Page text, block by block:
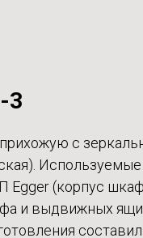
3
с
Egger (корпус
и выдвижных